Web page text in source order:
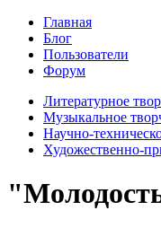
Главная
Блог
Пользователи
Форум
Литературное
Музыкальное
Научно-
Художественно-